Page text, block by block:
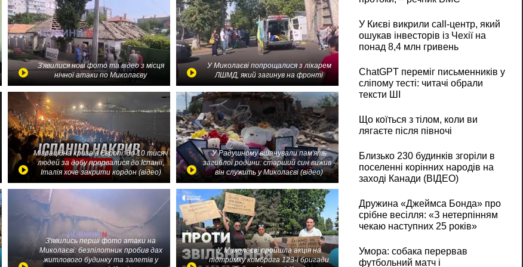
З'явилися нові фото та відео з місця
нічної атаки по Миколаєву
У Миколаєві попрощалися з лікарем
ЛШМД, який загинув на фронті
Міграційна криза в Європі: до 10 тисяч
людей за добу прорвалися до Іспанії,
Італія хоче закрити кордон (відео)
У Радушному вшанували пам'ять
загиблої родини: старший син вижив -
він служить у Миколаєві (відео)
З'явились перші фото атаки на
Миколаєві: безпілотник пробив дах
житлового будинку та залетів у
У Миколаєві пройшла акція на
підтримку комбрига 123-ї бригади
У Києві викрили call-центр, який
ошукав інвесторів із Чехії на
понад 8,4 млн гривень
ChatGPT переміг письменників у
сліпому тесті: читачі обрали
тексти ШІ
Що коїться з тілом, коли ви
лягаєте після півночі
Близько 230 будинків згоріли в
поселенні корінних народів на
заході Канади (ВІДЕО)
Дружина «Джеймса Бонда» про
срібне весілля: «З нетерпінням
чекаю наступних 25 років»
Умора: собака перервав
футбольний матч і